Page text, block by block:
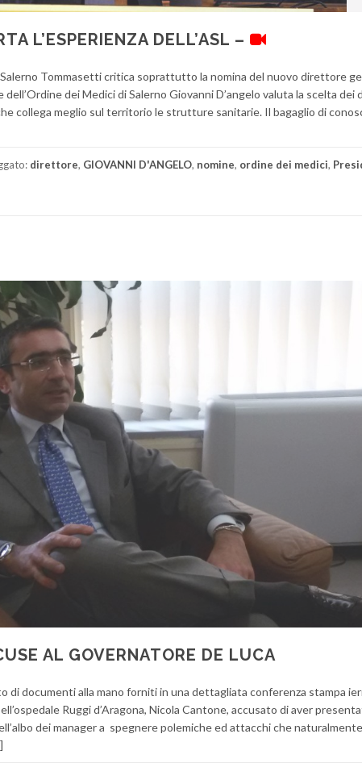
L’ESPERIENZA DELL’ASL –
Tommasetti critica soprattutto la nomina del nuovo direttore
dell’Ordine dei Medici di Salerno Giovanni D’angelo valuta la scelta
collega meglio sul territorio le strutture sanitarie. Il bagaglio di
direttore, GIOVANNI D'ANGELO, nomine, ordine dei medici,
AL GOVERNATORE DE LUCA
di documenti alla mano forniti in una dettagliata conferenza stampa
Ruggi d’Aragona, Nicola Cantone, accusato di aver
dei manager a spegnere polemiche ed attacchi che